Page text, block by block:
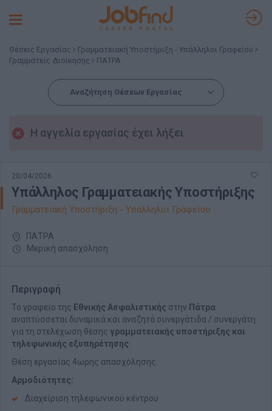
Toggle
Θέσεις Εργασίας
Γραμματειακή Υποστήριξη - Υπάλληλοι Γραφείου
Γραμματείς Διοίκησης
ΠΑΤΡΑ
Αναζήτηση Θέσεων Εργασίας
Η αγγελία εργασίας έχει λήξει
20/04/2026
Υπάλληλος Γραμματειακής Υποστήριξης
Γραμματειακή Υποστήριξη - Υπάλληλοι Γραφείου
ΠΑΤΡΑ
Μερική απασχόληση
Περιγραφή
Το γραφείο της Εθνικής Ασφαλιστικής στην Πάτρα
αναπτύσσεται δυναμικά και αναζητά συνεργάτιδα / συνεργάτη
για τη στελέχωση θέσης γραμματειακής υποστήριξης και
τηλεφωνικής εξυπηρέτησης
Θέση εργασίας 4ωρης απασχόλησης.
Αρμοδιότητες:
Διαχείριση τηλεφωνικού κέντρου